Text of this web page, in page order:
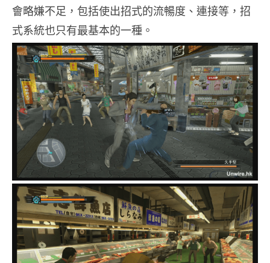
會略嫌不足，包括使出招式的流暢度、連接等，招
式系統也只有最基本的一種。